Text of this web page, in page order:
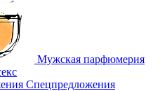
Мужская парфюмерия
Спецпредложения